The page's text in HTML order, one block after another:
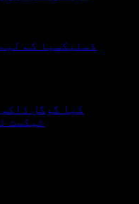
ڈسلیکسیا کے
کیا گوگل
ٹیکسٹ